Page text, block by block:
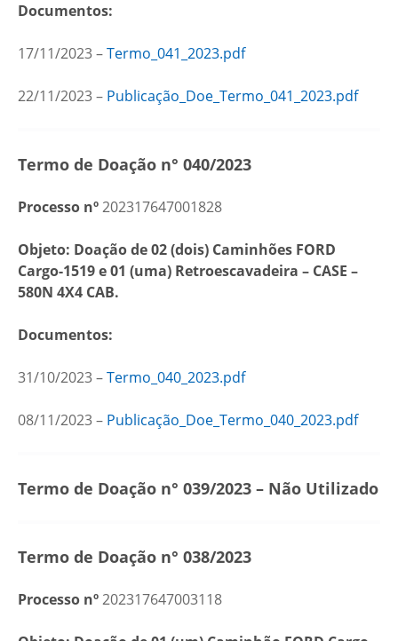
Documentos:
17/11/2023 –Termo_041_2023.pdf
22/11/2023 – Publicação_Doe_Termo_041_2023.pdf
Termo de Doação n° 040/2023
Processo nº202317647001828
Objeto: Doação de 02 (dois) Caminhões FORD
Cargo-1519 e 01 (uma) Retroescavadeira – CASE –
580N 4X4 CAB.
Documentos:
31/10/2023 –Termo_040_2023.pdf
08/11/2023 – Publicação_Doe_Termo_040_2023.pdf
Termo de Doação n° 039/2023 – Não Utilizado
Termo de Doação n° 038/2023
Processo nº202317647003118